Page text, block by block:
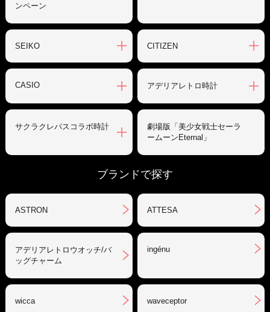
ンペーン
SEIKO CITIZEN
CASIO アデリアレトロ時計
サクラクレパスコラボ時計
劇場版「美少女戦士セーラ
ームーンEternal」
ブランドで探す
ASTRON ATTESA
アデリアレトロウオッチ/バ
ッグチャーム
ingénu
wicca waveceptor